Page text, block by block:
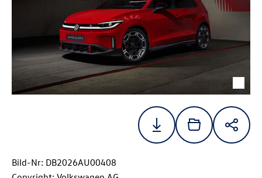
Bild-Nr: DB2026AU00408